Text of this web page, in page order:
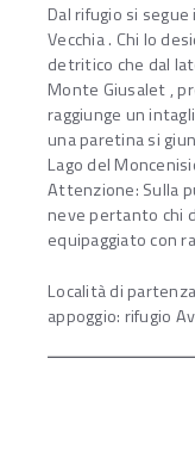
Dal rifugio si
Vecchia . Chi lo
detritico che dal
Monte Giusalet ,
raggiunge un
una paretina si
Lago del
Attenzione: Sulla
neve pertanto chi
equipaggiato con
Località di
appoggio: rifugio